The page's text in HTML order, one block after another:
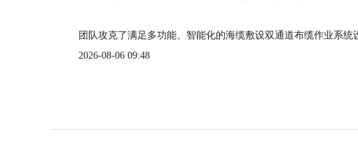
团队攻克了满足多功能、智能化的海缆敷设双通道布缆作业系
2026-08-06 09:48